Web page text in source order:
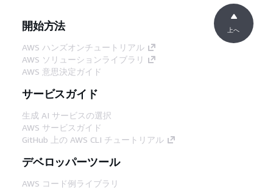
開始方法
AWS ハンズオンチュートリアル
AWS ソリューションライブラリ
AWS 意思決定ガイド
サービスガイド
生成 AI サービスの選択
AWS サービスガイド
GitHub 上の AWS CLI チュートリアル
デベロッパーツール
AWS コード例ライブラリ
上へ